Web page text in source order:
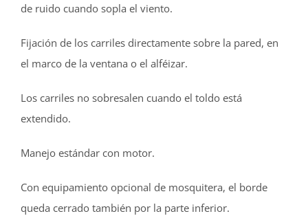
de ruido cuando sopla el viento.
Fijación de los carriles directamente sobre la pared, en
el marco de la ventana o el alféizar.
Los carriles no sobresalen cuando el toldo está
extendido.
Manejo estándar con motor.
Con equipamiento opcional de mosquitera, el borde
queda cerrado también por la parte inferior.